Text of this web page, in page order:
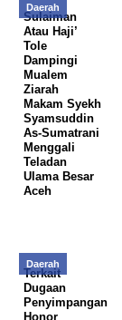
Daerah
Sulaiman
Atau Haji’
Tole
Dampingi
Mualem
Ziarah
Makam Syekh
Syamsuddin
As-Sumatrani
Menggali
Teladan
Ulama Besar
Aceh
Daerah
Terkait
Dugaan
Penyimpangan
Honor